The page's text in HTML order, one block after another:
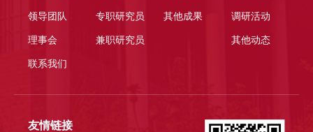
领导团队
理事会
联系我们
专职研究员
兼职研究员
其他成果 调研活动
其他动态
友情链接